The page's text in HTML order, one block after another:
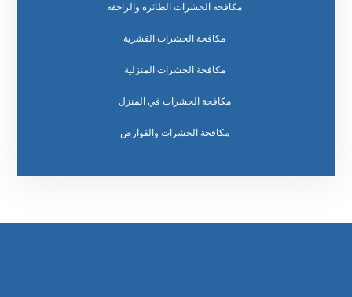
مكافحة الحشرات الطائرة والزاحفة
مكافحة الحشرات القشرية
مكافحة الحشرات المنزلية
مكافحة الحشرات في المنزل
مكافحة الحشرات والقوارض